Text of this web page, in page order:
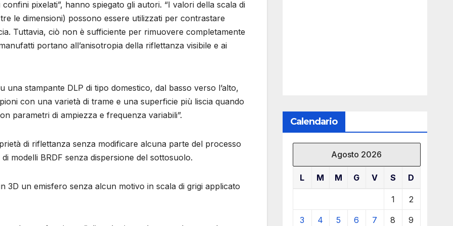
pixelati”, hanno spiegato gli autori. “I valori della scala di
le dimensioni) possono essere utilizzati per contrastare
Tuttavia, ciò non è sufficiente per rimuovere completamente
portano all’anisotropia della riflettanza visibile e ai
stampante DLP di tipo domestico, dal basso verso l’alto,
con una varietà di trame e una superficie più liscia quando
parametri di ampiezza e frequenza variabili”.
di riflettanza senza modificare alcuna parte del processo
modelli BRDF senza dispersione del sottosuolo.
3D un emisfero senza alcun motivo in scala di grigi applicato
Calendario
Agosto 2026
L M M G V S D
1 2
3 4 5 6 7 8 9